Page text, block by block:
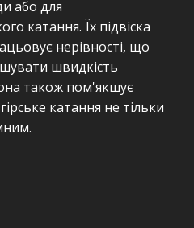
або для
катання. Їх підвіска
нерівності, що
швидкість
також пом'якшує
катання не тільки